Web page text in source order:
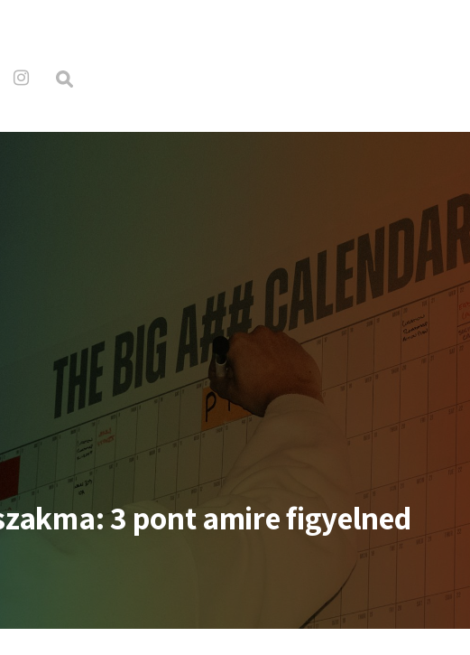
3 pont amire figyelned